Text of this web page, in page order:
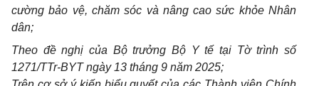
cường bảo vệ, chăm sóc và nâng cao sức khỏe Nhân
dân;
Theo đề nghị của Bộ trưởng Bộ Y tế tại Tờ trình số
1271/TTr-BYT ngày 13 tháng 9 năm 2025;